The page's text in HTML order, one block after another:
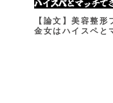
【論文】美容整形
金女はハイスペと